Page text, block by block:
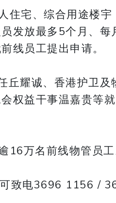
住宅、综合用途楼宇
发放最多5个月、每
线员工提出申请。
丘耀诚、香港护卫及
权益干事温嘉贵等
万名前线物管员工
致电3696 1156 /